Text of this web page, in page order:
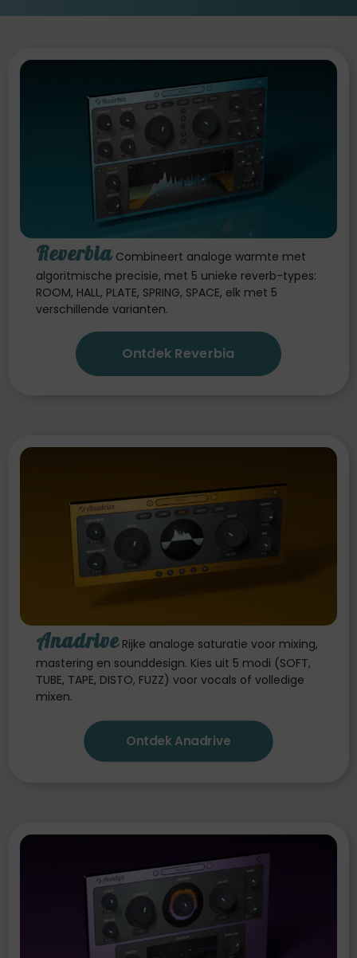
Reverbia Combineert analoge warmte met
algoritmische precisie, met 5 unieke reverb-types:
ROOM, HALL, PLATE, SPRING, SPACE, elk met 5
verschillende varianten.
Ontdek Reverbia
Anadrive Rijke analoge saturatie voor mixing,
mastering en sounddesign. Kies uit 5 modi (SOFT,
TUBE, TAPE, DISTO, FUZZ) voor vocals of volledige
mixen.
Ontdek Anadrive